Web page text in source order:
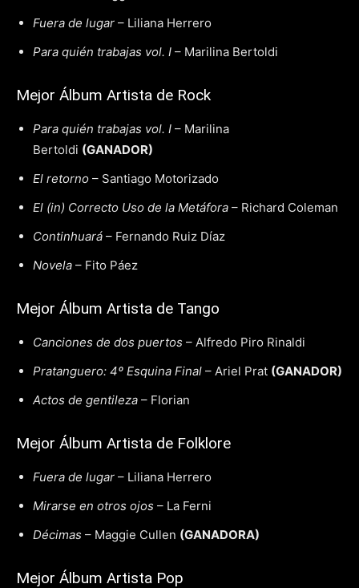
Fuera de lugar – Liliana Herrero
Para quién trabajas vol. I – Marilina Bertoldi
Mejor Álbum Artista de Rock
Para quién trabajas vol. I – Marilina
Bertoldi (GANADOR)
El retorno – Santiago Motorizado
El (in) Correcto Uso de la Metáfora – Richard Coleman
Continhuará – Fernando Ruiz Díaz
Novela – Fito Páez
Mejor Álbum Artista de Tango
Canciones de dos puertos – Alfredo Piro Rinaldi
Pratanguero: 4º Esquina Final – Ariel Prat (GANADOR)
Actos de gentileza – Florian
Mejor Álbum Artista de Folklore
Fuera de lugar – Liliana Herrero
Mirarse en otros ojos – La Ferni
Décimas – Maggie Cullen (GANADORA)
Mejor Álbum Artista Pop